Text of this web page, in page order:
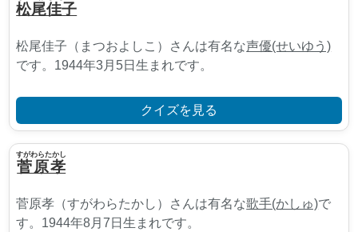
松尾佳子
松尾佳子（まつおよしこ）さんは有名な声優(せいゆう)
です。1944年3月5日生まれです。
クイズを見る
菅原孝
すがわらたかし
菅原孝（すがわらたかし）さんは有名な歌手(かしゅ)で
す。1944年8月7日生まれです。